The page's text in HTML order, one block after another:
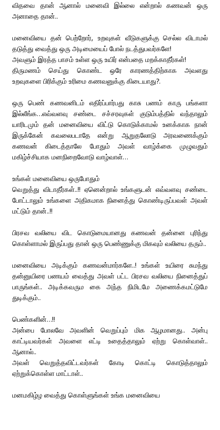
விதவை தான் ஆனால் மனைவி இல்லை என்றால் கணவன் ஒரு
அனாதை தான்..
மனைவியை தன் பெற்றோர், உறவுகள் வீடுகளுக்கு செல்ல விடாமல்
தடுத்து வைத்து ஒரு அடிமையைப் போல் நடத்துபவர்களே!
அவளும் இரத்த பாசம் உள்ள ஒரு உயிர் என்பதை மறக்காதீர்கள்!
திருமணம் செய்து கொண்ட ஒரே காரணத்திற்காக அவளது
உறவுகளை பிரிக்கும் உரிமை கணவனுக்கு கிடையாது?.
ஒரு பெண் கணவனிடம் எதிர்ப்பார்பது காசு பணம் காரு பங்களா
இல்லீங்க…எவ்வளவு சண்டை சச்சரவுகள் குடும்பத்தில் வந்தாலும்
யாரிடமும் தன் மனைவியை விட்டு கொடுக்காமல் உனக்காக நான்
இருக்கேன் கவலைபடாதே என்று ஆறுதலோடு அரவணைக்கும்
கணவன் கிடைத்தாலே போதும் அவள் வாழ்க்கை முழுவதும்
மகிழ்ச்சியாக மனநிறைவோடு வாழ்வாள்…
உங்கள் மனைவியை ஒருபோதும்
வெறுத்து விடாதீர்கள்..!! ஏனென்றால் உங்களுடன் எவ்வளவு சண்டை
போட்டாலும் உங்களை அதிகமாக நினைத்து கொண்டிருப்பவள் அவள்
மட்டும் தான்..!!
பிரசவ வலியை விட கொடுமையானது கணவன் தன்னை புரிந்து
கொள்ளாமல் இருப்பது தான் ஒரு பெண்ணுக்கு மிகவும் வலியை தரும்..
மனைவியை அடிக்கும் கணவன்மார்களே..! உங்கள் உயிரை சுமந்து
தன்னுயிரை பணயம் வைத்து அவள் பட்ட பிரசவ வலியை நினைத்துப்
பாருங்கள்.. அடிக்கவரும கை அந்த நிமிடமே அணைக்கமட்டுமே
துடிக்கும்..
பெண்களின்…!!
அன்பை போலவே அவளின் வெறுப்பும் மிக ஆழமானது.. அன்பு
காட்டியவர்கள் அவளை எட்டி உதைத்தாலும் ஏற்று கொள்வாள்..
ஆனால்..
அவள் வெறுத்தவிட்டவர்கள் கோடி கொட்டி கொடுத்தாலும்
ஏற்றுக்கொள்ள மாட்டாள்..
மனமகிழ்ழ வைத்து கொள்ளுங்கள் உங்க மனைவியை